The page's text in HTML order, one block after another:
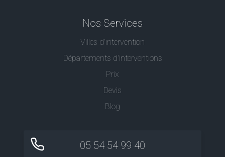
Nos Services
Villes d'intervention
Départements d'interventions
Prix
Devis
Blog
05 54 54 99 40